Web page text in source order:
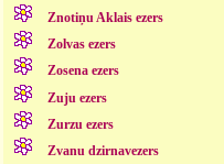
Znotiņu Aklais ezers
Zolvas ezers
Zosena ezers
Zuju ezers
Zurzu ezers
Zvanu dzirnavezers